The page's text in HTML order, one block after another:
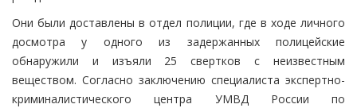
Они были доставлены в отдел полиции, где в ходе личного
досмотра у одного из задержанных полицейские
обнаружили и изъяли 25 свертков с неизвестным
веществом. Согласно заключению специалиста экспертно-
криминалистического центра УМВД России по